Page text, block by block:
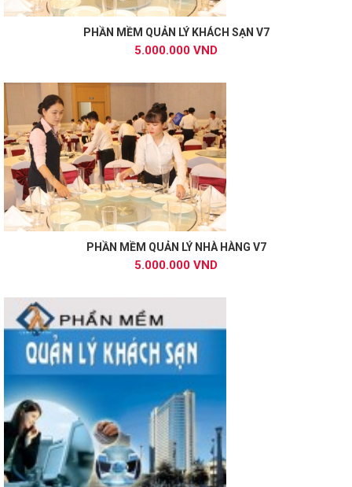
PHẦN MỀM QUẢN LÝ KHÁCH SẠN V7
5.000.000 VND
PHẦN MỀM QUẢN LÝ NHÀ HÀNG V7
5.000.000 VND